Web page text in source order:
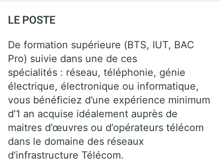
LE POSTE
De formation supérieure (BTS, IUT, BAC
Pro) suivie dans une de ces
spécialités : réseau, téléphonie, génie
électrique, électronique ou informatique,
vous bénéficiez d’une expérience minimum
d’1 an acquise idéalement auprès de
maitres d’œuvres ou d’opérateurs télécom
dans le domaine des réseaux
d’infrastructure Télécom.